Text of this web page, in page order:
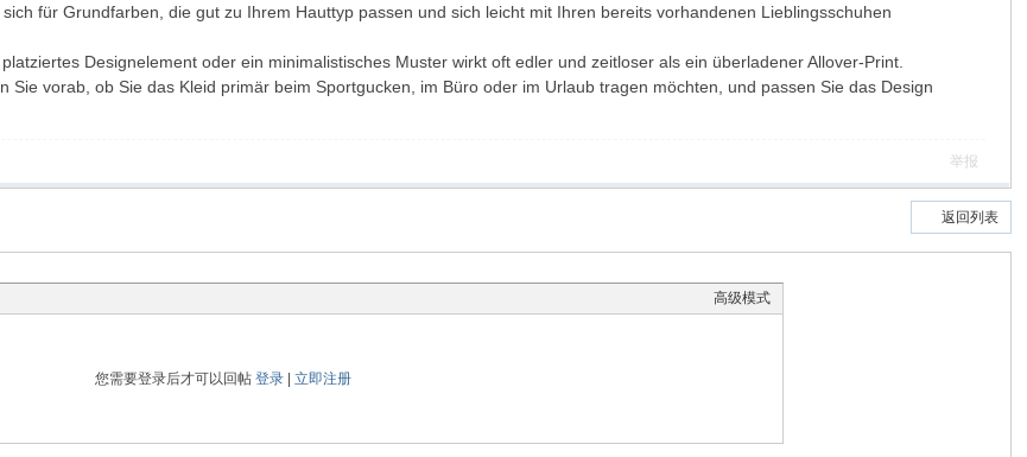
für Grundfarben, die gut zu Ihrem Hauttyp passen und sich leicht mit Ihren bereits vorhandenen Lieblingsschuhen
Designelement oder ein minimalistisches Muster wirkt oft edler und zeitloser als ein überladener Allover-Print.
Sie vorab, ob Sie das Kleid primär beim Sportgucken, im Büro oder im Urlaub tragen möchten, und passen Sie das Design
举报
返回列表
高级模式
您需要登录后才可以回帖登录 |立即注册